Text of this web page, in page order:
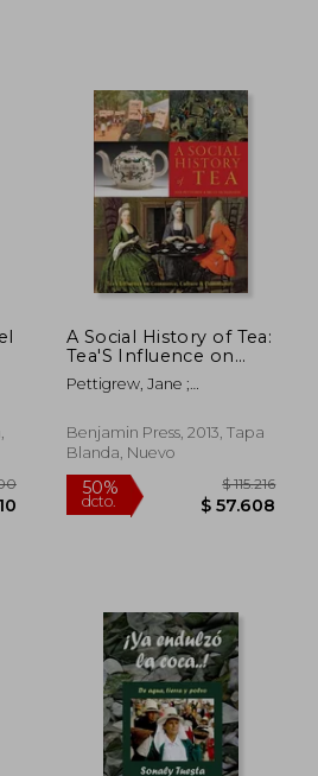
$ 29.866 dcto.
A Social History of Tea:
Tea'S Influence on
Commerce, Culture &
Community (en
Pettigrew, Jane ;
Benjamin Press, 2013, Tapa
Blanda, Nuevo
50%
dcto.